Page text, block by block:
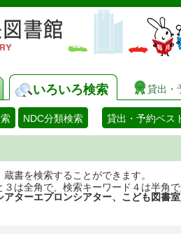
いろいろ検索 貸出・
NDC分類検索 貸出・予約ベス
書を検索することができます。
は全角で、検索キーワード４は半角で
ターエプロンシアター、こども図書